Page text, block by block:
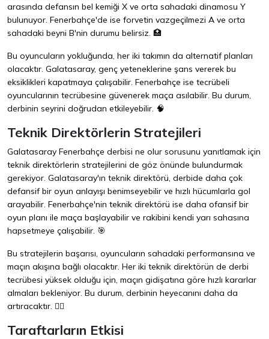
arasında defansın bel kemiği X ve orta sahadaki dinamosu Y
bulunuyor. Fenerbahçe'de ise forvetin vazgeçilmezi A ve orta
sahadaki beyni B'nin durumu belirsiz. 🏥
Bu oyuncuların yokluğunda, her iki takımın da alternatif planları
olacaktır. Galatasaray, genç yeteneklerine şans vererek bu
eksiklikleri kapatmaya çalışabilir. Fenerbahçe ise tecrübeli
oyuncularının tecrübesine güvenerek maça asılabilir. Bu durum,
derbinin seyrini doğrudan etkileyebilir. 🧠
Teknik Direktörlerin Stratejileri
Galatasaray Fenerbahçe derbisi ne olur sorusunu yanıtlamak için
teknik direktörlerin stratejilerini de göz önünde bulundurmak
gerekiyor. Galatasaray'ın teknik direktörü, derbide daha çok
defansif bir oyun anlayışı benimseyebilir ve hızlı hücumlarla gol
arayabilir. Fenerbahçe'nin teknik direktörü ise daha ofansif bir
oyun planı ile maça başlayabilir ve rakibini kendi yarı sahasına
hapsetmeye çalışabilir. 🎯
Bu stratejilerin başarısı, oyuncuların sahadaki performansına ve
maçın akışına bağlı olacaktır. Her iki teknik direktörün de derbi
tecrübesi yüksek olduğu için, maçın gidişatına göre hızlı kararlar
almaları bekleniyor. Bu durum, derbinin heyecanını daha da
artıracaktır. 🏃‍♂️
Taraftarların Etkisi